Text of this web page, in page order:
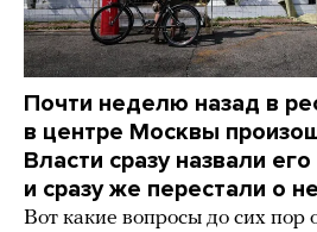
Почти неделю назад в
в центре Москвы
Власти сразу назвали
и сразу же перестали о
Вот какие вопросы до сих пор